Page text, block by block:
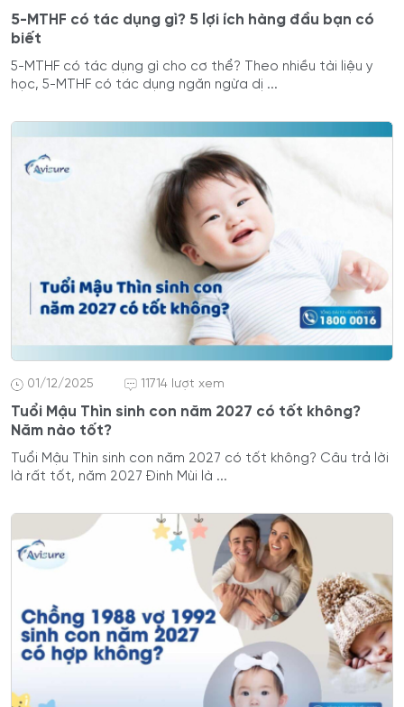
5-MTHF có tác dụng gì? 5 lợi ích hàng đầu bạn có
biết
5-MTHF có tác dụng gì cho cơ thể? Theo nhiều tài liệu y
học, 5-MTHF có tác dụng ngăn ngừa dị ...
01/12/2025 11714 lượt xem
Tuổi Mậu Thìn sinh con năm 2027 có tốt không?
Năm nào tốt?
Tuổi Mậu Thìn sinh con năm 2027 có tốt không? Câu trả lời
là rất tốt, năm 2027 Đinh Mùi là ...